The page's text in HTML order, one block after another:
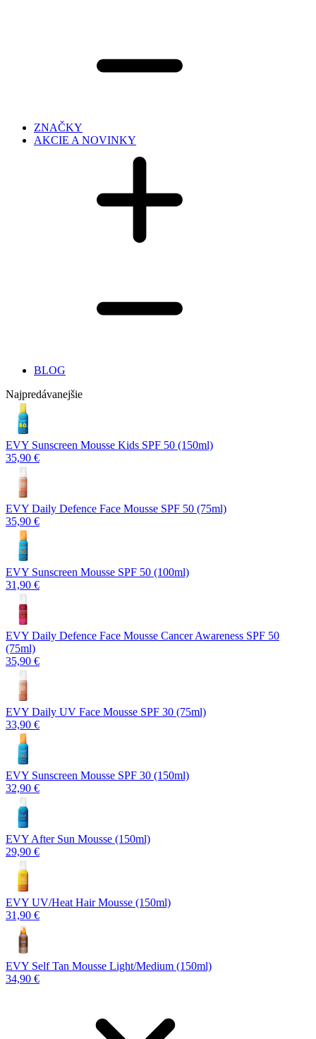
ZNAČKY
AKCIE A NOVINKY
BLOG
Najpredávanejšie
EVY Sunscreen Mousse Kids SPF 50 (150ml)
35,90 €
EVY Daily Defence Face Mousse SPF 50 (75ml)
35,90 €
EVY Sunscreen Mousse SPF 50 (100ml)
31,90 €
EVY Daily Defence Face Mousse Cancer Awareness SPF 50
(75ml)
35,90 €
EVY Daily UV Face Mousse SPF 30 (75ml)
33,90 €
EVY Sunscreen Mousse SPF 30 (150ml)
32,90 €
EVY After Sun Mousse (150ml)
29,90 €
EVY UV/Heat Hair Mousse (150ml)
31,90 €
EVY Self Tan Mousse Light/Medium (150ml)
34,90 €